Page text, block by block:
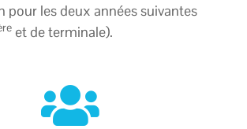
pour les deux années suivantes
et de terminale).
